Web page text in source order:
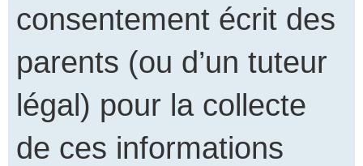
consentement écrit des
parents (ou d’un tuteur
légal) pour la collecte
de ces informations